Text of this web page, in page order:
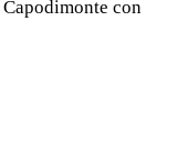
con